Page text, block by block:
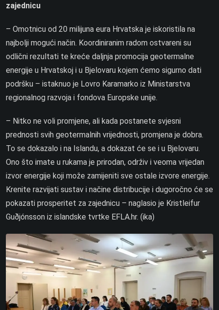
zajednicu
– Omotnicu od 20 milijuna eura Hrvatska je iskoristila na
najbolji mogući način. Koordiniranim radom ostvareni su
odlični rezultati te kreće daljnja promocija geotermalne
energije u Hrvatskoj i u Bjelovaru kojem ćemo sigurno dati
podršku – istaknuo je Lovro Karamarko iz Ministarstva
regionalnog razvoja i fondova Europske unije.
– Nitko ne voli promjene, ali kada postanete svjesni
prednosti svih geotermalnih vrijednosti, promjena je dobra.
To se dokazalo i na Islandu, a dokazat će se i u Bjelovaru.
Ono što imate u rukama je prirodan, održiv i veoma vrijedan
izvor energije koji može zamijeniti sve ostale izvore energije.
Krenite razvijati sustav i načine distribucije i dugoročno će se
pokazati prosperitet za zajednicu – naglasio je Kristleifur
Guðjónsson iz islandske tvrtke EFLA.hr. (ika)